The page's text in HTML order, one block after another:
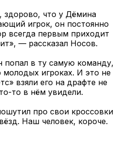
что у Дёмина
игрок, он постоянно
всегда первым приходит
— рассказал Носов.
в ту самую команду,
молодых игроках. И это не
взяли его на драфте не
то в нём увидели.
про свои кроссовки
Наш человек, короче.